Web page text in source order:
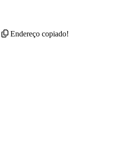
Endereço copiado!